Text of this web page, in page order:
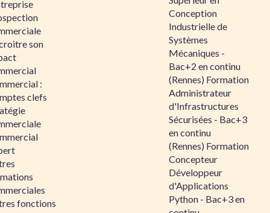
son
:
clefs
fonctions
Conception
Industrielle de
Systèmes
Mécaniques -
Bac+2 en continu
(Rennes) Formation
Administrateur
d'Infrastructures
Sécurisées - Bac+3
en continu
(Rennes) Formation
Concepteur
Développeur
d'Applications
Python - Bac+3 en